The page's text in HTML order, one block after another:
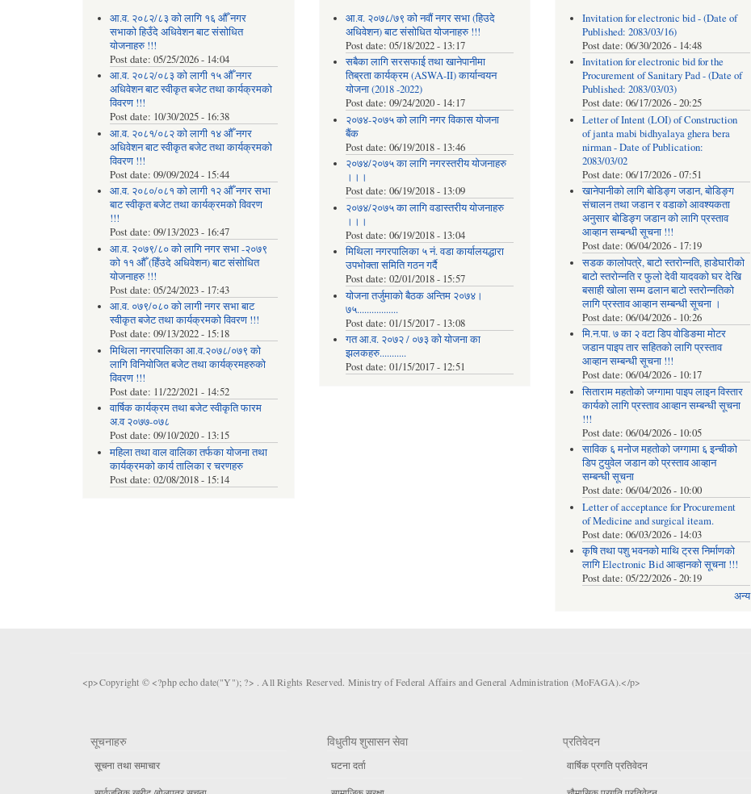
आ.व. २०८२/८३ को लागि १६ औँ नगर
सभाको हिउँदे अधिवेशन बाट संसोधित
योजनाहरु !!!
Post date: 05/25/2026 - 14:04
आ.व. २०८२/०८३ को लागी १५ औँ नगर
अधिवेशन बाट स्वीकृत बजेट तथा कार्यक्रमको
विवरण !!!
Post date: 10/30/2025 - 16:38
आ.व. २०८१/०८२ को लागी १४ औँ नगर
अधिवेशन बाट स्वीकृत बजेट तथा कार्यक्रमको
विवरण !!!
Post date: 09/09/2024 - 15:44
आ.व. २०८०/०८१ को लागी १२ औँ नगर सभा
बाट स्वीकृत बजेट तथा कार्यक्रमको विवरण
!!!
Post date: 09/13/2023 - 16:47
आ.व. २०७९/८० को लागि नगर सभा -२०७९
को ११ औँ (हिँउदे अधिवेशन) बाट संसोधित
योजनाहरु !!!
Post date: 05/24/2023 - 17:43
आ.व. ०७९/०८० को लागी नगर सभा बाट
स्वीकृत बजेट तथा कार्यक्रमको विवरण !!!
Post date: 09/13/2022 - 15:18
मिथिला नगरपालिका आ.व.२०७८/०७९ को
लागि विनियोजित बजेट तथा कार्यक्रमहरुको
विवरण !!!
Post date: 11/22/2021 - 14:52
वार्षिक कार्यक्रम तथा बजेट स्वीकृति फारम
अ.व २०७७-०७८
Post date: 09/10/2020 - 13:15
महिला तथा वाल वालिका तर्फका याेजना तथा
कार्यक्रमकाे कार्य तालिका र चरणहरु
Post date: 02/08/2018 - 15:14
आ.व. २०७८/७९ को नवौं नगर सभा (हिउदे
अधिवेशन) बाट संसोधित योजनाहरु !!!
Post date:05/18/2022 - 13:17
सबैका लागि सरसफाई तथा खानेपानीमा
तिब्रता कार्यक्रम (ASWA-II) कार्यान्वयन
योजना (2018 -2022)
Post date:09/24/2020 - 14:17
२०७४-२०७५ को लागि नगर विकास योजना
बैंक
Post date:06/19/2018 - 13:46
२०७४/२०७५ का लागि नगरस्तरीय योजनाहरु
।।।
Post date:06/19/2018 - 13:09
२०७४/२०७५ का लागि वडास्तरीय योजनाहरु
।।।
Post date:06/19/2018 - 13:04
मिथिला नगरपालिका ५ नं. वडा कार्यालयद्धारा
उपभोक्ता समिति गठन गर्दै
Post date:02/01/2018 - 15:57
याेजना तर्जुमाकाे बैठक अन्तिम २०७४।
७५.................
Post date:01/15/2017 - 13:08
गत आ.व. २०७२ / ०७३ को योजना का
झलकहरु...........
Post date:01/15/2017 - 12:51
Invitation for electronic bid - (Date of
Published: 2083/03/16)
Post date: 06/30/2026 - 14:48
Invitation for electronic bid for the
Procurement of Sanitary Pad - (Date of
Published: 2083/03/03)
Post date: 06/17/2026 - 20:25
Letter of Intent (LOI) of Construction
of janta mabi bidhyalaya ghera bera
nirman - Date of Publication:
2083/03/02
Post date: 06/17/2026 - 07:51
खानेपानीको लागि बोडिङ्ग जडान, बोडिङ्ग
संचालन तथा जडान र वडाको आवश्यकता
अनुसार बोडिङ्ग जडान को लागि प्रस्ताव
आव्हान सम्बन्धी सूचना !!!
Post date: 06/04/2026 - 17:19
सडक कालोपत्रे, बाटो स्तरोन्नति, हाडेघारीको
बाटो स्तरोन्नति र फुलो देवी यादवको घर देखि
बसाही खोला सम्म ढलान बाटो स्तरोन्नतिको
लागि प्रस्ताव आव्हान सम्बन्धी सूचना ।
Post date: 06/04/2026 - 10:26
मि.न.पा. ७ का २ वटा डिप वोडिङमा मोटर
जडान पाइप तार सहितको लागि प्रस्ताव
आव्हान सम्बन्धी सूचना !!!
Post date: 06/04/2026 - 10:17
सिताराम महतोको जग्गामा पाइप लाइन विस्तार
कार्यको लागि प्रस्ताव आव्हान सम्बन्धी सूचना
!!!
Post date: 06/04/2026 - 10:05
साविक ६ मनोज महतोको जग्गामा ६ इन्चीको
डिप टुयुवेल जडान को प्रस्ताव आव्हान
सम्बन्धी सूचना
Post date: 06/04/2026 - 10:00
Letter of acceptance for Procurement
of Medicine and surgical iteam.
Post date: 06/03/2026 - 14:03
कृषि तथा पशु भवनको माथि ट्रस निर्माणको
लागि Electronic Bid आव्हानको सूचना !!!
Post date: 05/22/2026 - 20:19
अन्य
<p>Copyright © <?php echo date("Y"); ?> . All Rights Reserved. Ministry of Federal Affairs and General Administration (MoFAGA).</p>
सूचनाहरु
सूचना तथा समाचार
विधुतीय शुसासन सेवा
घटना दर्ता
प्रतिवेदन
वार्षिक प्रगति प्रतिवेदन